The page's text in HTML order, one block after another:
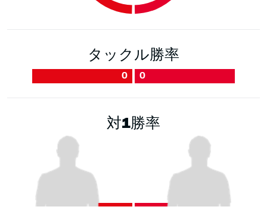
タックル勝率
0 0
対1勝率